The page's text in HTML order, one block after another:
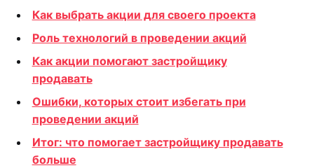
Как выбрать акции для своего проекта
Роль технологий в проведении акций
Как акции помогают застройщику
продавать
Ошибки, которых стоит избегать при
проведении акций
Итог: что помогает застройщику продавать
больше